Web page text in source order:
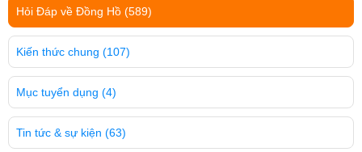
Hỏi Đáp về Đồng Hồ (589)
Kiến thức chung (107)
Mục tuyển dụng (4)
Tin tức & sự kiện (63)